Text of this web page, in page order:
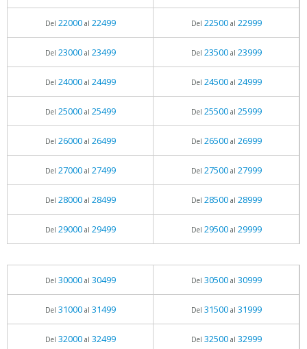
Del 22000al 22499 Del 22500al 22999
Del 23000al 23499 Del 23500al 23999
Del 24000al 24499 Del 24500al 24999
Del 25000al 25499 Del 25500al 25999
Del 26000al 26499 Del 26500al 26999
Del 27000al 27499 Del 27500al 27999
Del 28000al 28499 Del 28500al 28999
Del 29000al 29499 Del 29500al 29999
Del 30000al 30499 Del 30500al 30999
Del 31000al 31499 Del 31500al 31999
Del 32000al 32499 Del 32500al 32999